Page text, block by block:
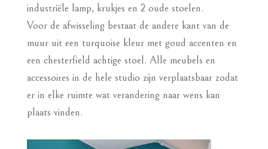
industriële lamp, krukjes en 2 oude stoelen.
Voor de afwisseling bestaat de andere kant van de
muur uit een turquoise kleur met goud accenten en
een chesterfield achtige stoel. Alle meubels en
accessoires in de hele studio zijn verplaatsbaar zodat
er in elke ruimte wat verandering naar wens kan
plaats vinden.